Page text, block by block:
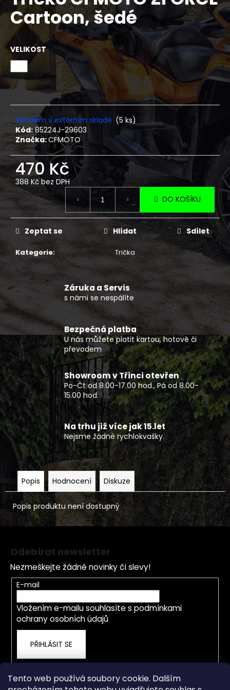
Tento web používá soubory cookie. Dalším
0,0
z
hvězdiček.
Cartoon, šedé
VELIKOST
Skladem v externím skladě (5 ks)
Kód: 85224J-29603
Značka:CFMOTO
470 Kč
388 Kč bez DPH
Měrná
cena:
DO KOŠÍKU
Kategorie: Trička
Zeptat se Hlídat Sdílet
Záruka a Servis
s námi se nespálíte
Bezpečná platba
U nás můžete platit kartou, hotově či
převodem
Showroom v Třinci otevřen
Po-Čt od 8.00-17.00 hod., Pá od 8.00-
15.00 hod.
Na trhu již více jak 15.let
Nejsme žádné rychlokvašky.
Popis Hodnocení Diskuze
Popis produktu není dostupný
a
j
í
t
?
HLEDAT
D
o
p
o
u
č
u
j
m
e
ČTYŘKOLKA
CFMOTO
GLADIATOR
X850
EPS
EU5+
G3
ČERNÁ
OVERLAND
NOVINKA
279
990
Kč
Odebírat newsletter
Nezmeškejte žádné novinky či slevy!
E-mail
Vložením e-mailu souhlasíte s podmínkami
ochrany osobních údajů
PŘIHLÁSIT SE